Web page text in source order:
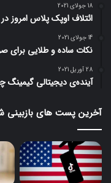
18 جولای 2021
ائتلاف اوپک پلاس امروز
14 جولای 2021
نکات ساده و طلایی برای
28 آوریل 2021
آینده‌ی دیجیتالی گیمینگ
آخرین پست های بازبینی